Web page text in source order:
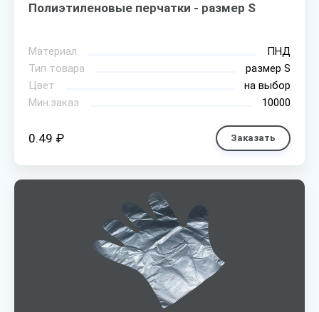
Полиэтиленовые перчатки - размер S
Материал
ПНД
Тип товара
размер S
Цвет
на выбор
Мин.заказ
10000
0.49 ₽ Заказать